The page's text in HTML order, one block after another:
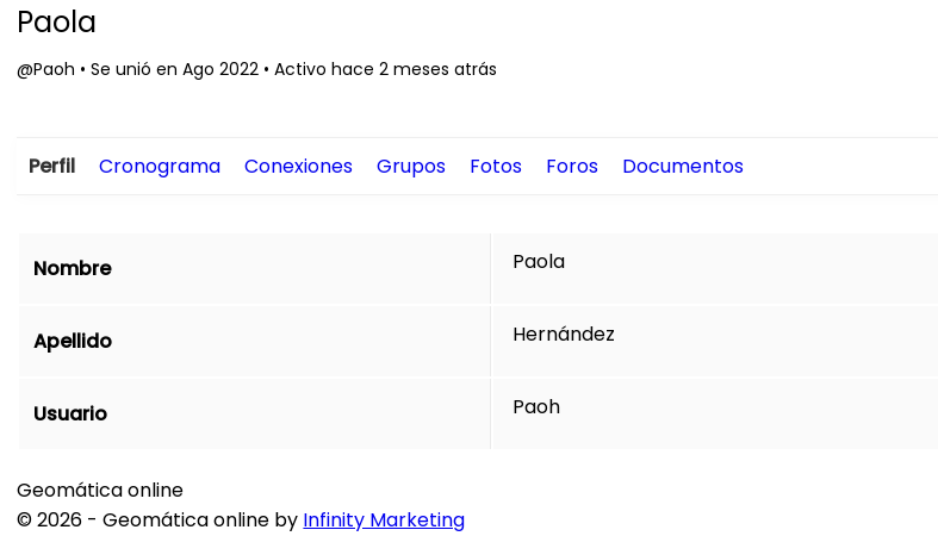
Paola
@Paoh • Se unió en Ago 2022 • Activo hace 2 meses atrás
Perfil Cronograma Conexiones Grupos Fotos Foros Documentos
Nombre Paola
Apellido Hernández
Usuario Paoh
Geomática online
© 2026 - Geomática online by Infinity Marketing